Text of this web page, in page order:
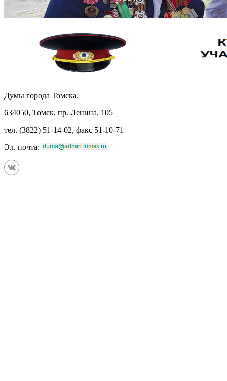
Думы города Томска.
634050, Томск, пр. Ленина, 105
тел. (3822) 51-14-02, факс 51-10-71
Эл. почта: